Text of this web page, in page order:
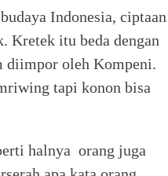
Indonesia, ciptaan
Kretek itu beda dengan
diimpor oleh Kompeni.
tapi konon bisa
halnya orang juga